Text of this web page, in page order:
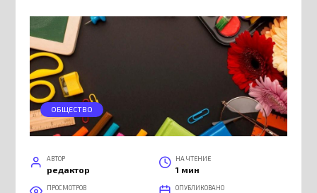
ОБЩЕСТВО
АВТОР
редактор
НА ЧТЕНИЕ
1 мин
ПРОСМОТРОВ ОПУБЛИКОВАНО